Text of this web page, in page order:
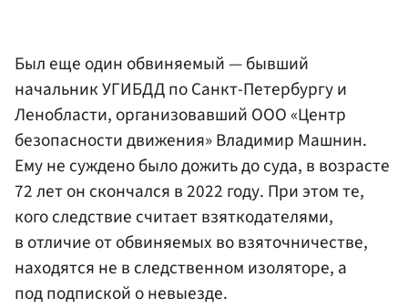
Был еще один обвиняемый — бывший
начальник УГИБДД по Санкт-Петербургу и
Ленобласти, организовавший ООО «Центр
безопасности движения» Владимир Машнин.
Ему не суждено было дожить до суда, в возрасте
72 лет он скончался в 2022 году. При этом те,
кого следствие считает взяткодателями,
в отличие от обвиняемых во взяточничестве,
находятся не в следственном изоляторе, а
под подпиской о невыезде.